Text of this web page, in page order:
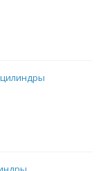
цилиндры